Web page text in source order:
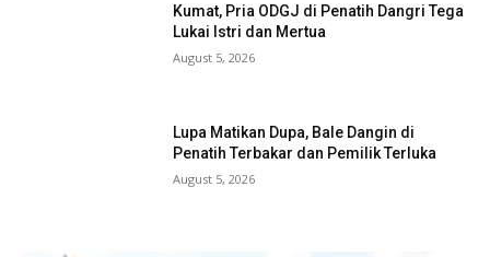
Kumat, Pria ODGJ di Penatih Dangri Tega
Lukai Istri dan Mertua
August 5, 2026
Lupa Matikan Dupa, Bale Dangin di
Penatih Terbakar dan Pemilik Terluka
August 5, 2026